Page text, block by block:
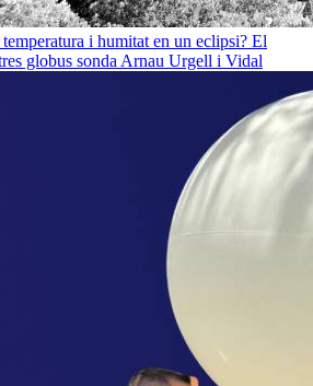
i humitat en un eclipsi? El
globus sonda Arnau Urgell i Vidal